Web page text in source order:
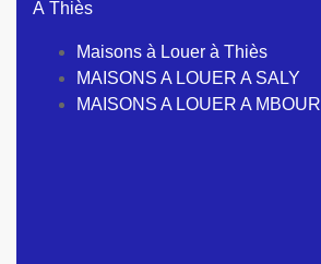
À Thiès
Maisons à Louer à Thiès
MAISONS A LOUER A SALY
MAISONS A LOUER A MBOUR